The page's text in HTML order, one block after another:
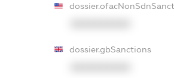
dossier.gbSanctions